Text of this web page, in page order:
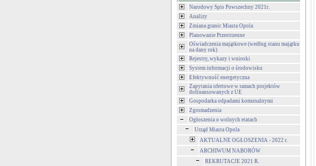
Narodowy Spis Powszechny 2021r.
Analizy
Zmiana granic Miasta Opola
Planowanie Przestrzenne
Oświadczenia majątkowe (według stanu majątku
na dany rok)
Rejestry, wykazy i wnioski
System informacji o środowisku
Efektywność energetyczna
Zapytania ofertowe w ramach projektów
dofinansowanych z UE
Gospodarka odpadami komunalnymi
Zgromadzenia
Ogłoszenia o wolnych etatach
Urząd Miasta Opola
AKTUALNE OGŁOSZENIA - 2022 r.
ARCHIWUM NABORÓW
REKRUTACJE 2021 R.